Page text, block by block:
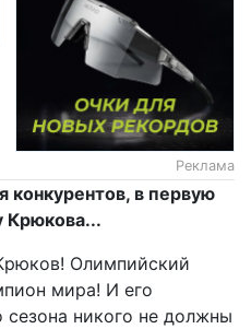
Реклама
конкурентов, в первую
Крюкова...
Олимпийский
мира! И его
сезона никого не должны